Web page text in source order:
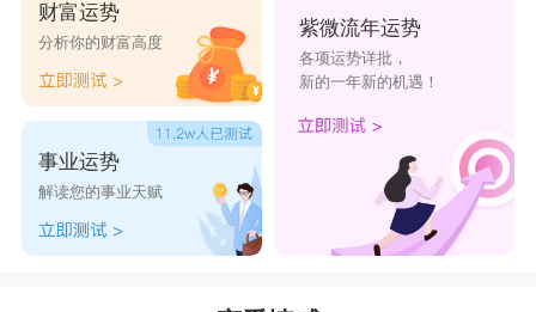
财富运势
分析你的财富高度
事业运势
解读您的事业天赋
紫微流年运势
各项运势详批，
新的一年新的机遇！